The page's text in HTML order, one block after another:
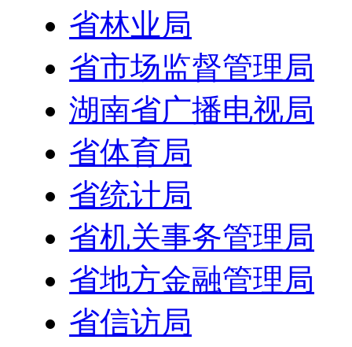
省林业局
省市场监督管理局
湖南省广播电视局
省体育局
省统计局
省机关事务管理局
省地方金融管理局
省信访局